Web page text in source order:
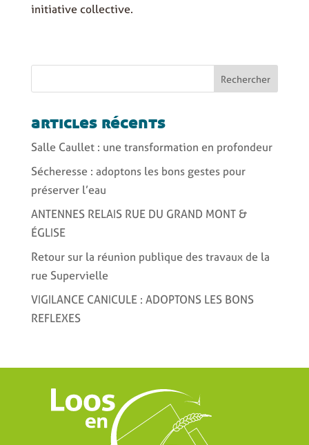
initiative collective.
Rechercher
articles récents
Salle Caullet : une transformation en profondeur
Sécheresse : adoptons les bons gestes pour
préserver l’eau
ANTENNES RELAIS RUE DU GRAND MONT &
ÉGLISE
Retour sur la réunion publique des travaux de la
rue Supervielle
VIGILANCE CANICULE : ADOPTONS LES BONS
REFLEXES